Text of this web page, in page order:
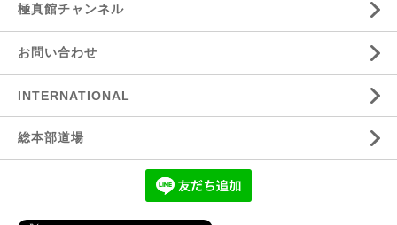
極真館チャンネル
お問い合わせ
INTERNATIONAL
総本部道場